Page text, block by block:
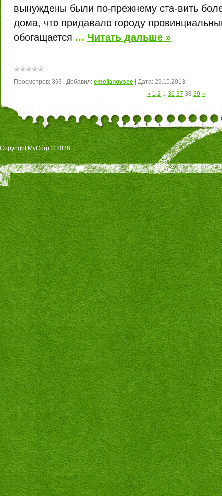
вынуждены были по-прежнему ста-вить
дома, что придавало городу
обогащается ... Читать дальше »
Просмотров: 363 Добавил: emelianovsee Дата: 29.10.2013
« 1 2 ... 36 37 38 39 »
Copyright MyCorp © 2026